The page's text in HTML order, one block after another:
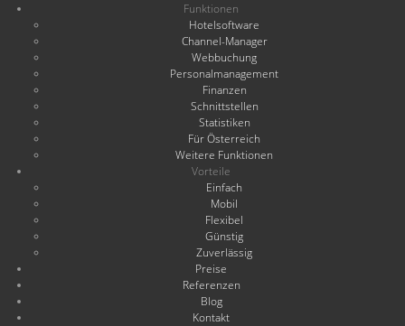
Funktionen
Hotelsoftware
Channel-Manager
Webbuchung
Personalmanagement
Finanzen
Schnittstellen
Statistiken
Für Österreich
Weitere Funktionen
Vorteile
Einfach
Mobil
Flexibel
Günstig
Zuverlässig
Preise
Referenzen
Blog
Kontakt